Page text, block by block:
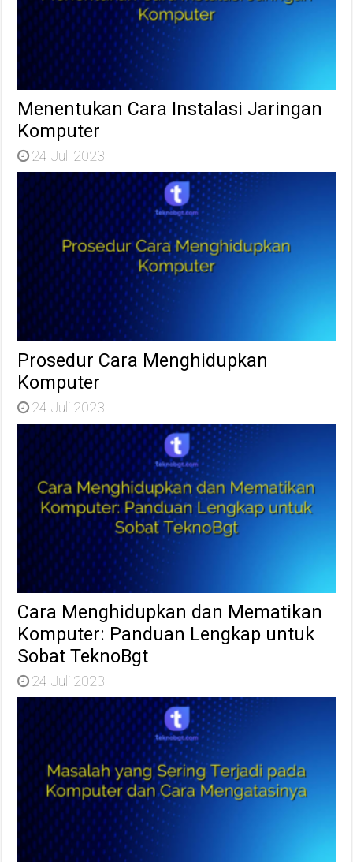
Menentukan Cara Instalasi Jaringan
Komputer
24 Juli 2023
Prosedur Cara Menghidupkan
Komputer
24 Juli 2023
Cara Menghidupkan dan Mematikan
Komputer: Panduan Lengkap untuk
Sobat TeknoBgt
24 Juli 2023